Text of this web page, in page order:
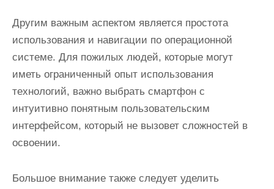
Другим важным аспектом является простота
использования и навигации по операционной
системе. Для пожилых людей, которые могут
иметь ограниченный опыт использования
технологий, важно выбрать смартфон с
интуитивно понятным пользовательским
интерфейсом, который не вызовет сложностей в
освоении.
Большое внимание также следует уделить